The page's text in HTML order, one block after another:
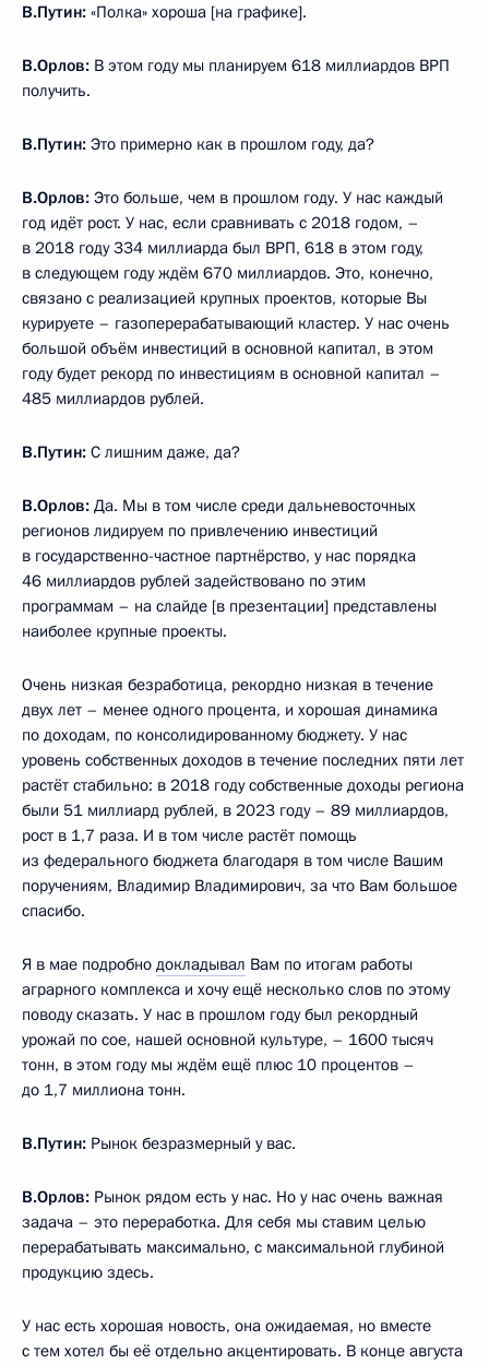
В.Путин: «Полка» хороша [на графике].
В.Орлов: В этом году мы планируем 618 миллиардов ВРП
получить.
В.Путин: Это примерно как в прошлом году, да?
В.Орлов: Это больше, чем в прошлом году. У нас каждый
год идёт рост. У нас, если сравнивать с 2018 годом, –
в 2018 году 334 миллиарда был ВРП, 618 в этом году,
в следующем году ждём 670 миллиардов. Это, конечно,
связано с реализацией крупных проектов, которые Вы
курируете – газоперерабатывающий кластер. У нас очень
большой объём инвестиций в основной капитал, в этом
году будет рекорд по инвестициям в основной капитал –
485 миллиардов рублей.
В.Путин: С лишним даже, да?
В.Орлов: Да. Мы в том числе среди дальневосточных
регионов лидируем по привлечению инвестиций
в государственно-частное партнёрство, у нас порядка
46 миллиардов рублей задействовано по этим
программам – на слайде [в презентации] представлены
наиболее крупные проекты.
Очень низкая безработица, рекордно низкая в течение
двух лет – менее одного процента, и хорошая динамика
по доходам, по консолидированному бюджету. У нас
уровень собственных доходов в течение последних пяти лет
растёт стабильно: в 2018 году собственные доходы региона
были 51 миллиард рублей, в 2023 году – 89 миллиардов,
рост в 1,7 раза. И в том числе растёт помощь
из федерального бюджета благодаря в том числе Вашим
поручениям, Владимир Владимирович, за что Вам большое
спасибо.
Я в мае подробно докладывал Вам по итогам работы
аграрного комплекса и хочу ещё несколько слов по этому
поводу сказать. У нас в прошлом году был рекордный
урожай по сое, нашей основной культуре, – 1600 тысяч
тонн, в этом году мы ждём ещё плюс 10 процентов –
до 1,7 миллиона тонн.
В.Путин: Рынок безразмерный у вас.
В.Орлов: Рынок рядом есть у нас. Но у нас очень важная
задача – это переработка. Для себя мы ставим целью
перерабатывать максимально, с максимальной глубиной
продукцию здесь.
У нас есть хорошая новость, она ожидаемая, но вместе
с тем хотел бы её отдельно акцентировать. В конце августа